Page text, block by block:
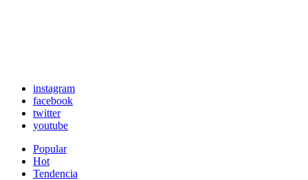
instagram
facebook
twitter
youtube
Popular
Hot
Tendencia